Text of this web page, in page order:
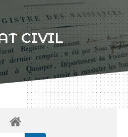
CIVIL